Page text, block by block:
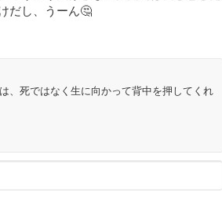
だし、うーん🤔
、死ではなく生に向かって背中を押してくれ